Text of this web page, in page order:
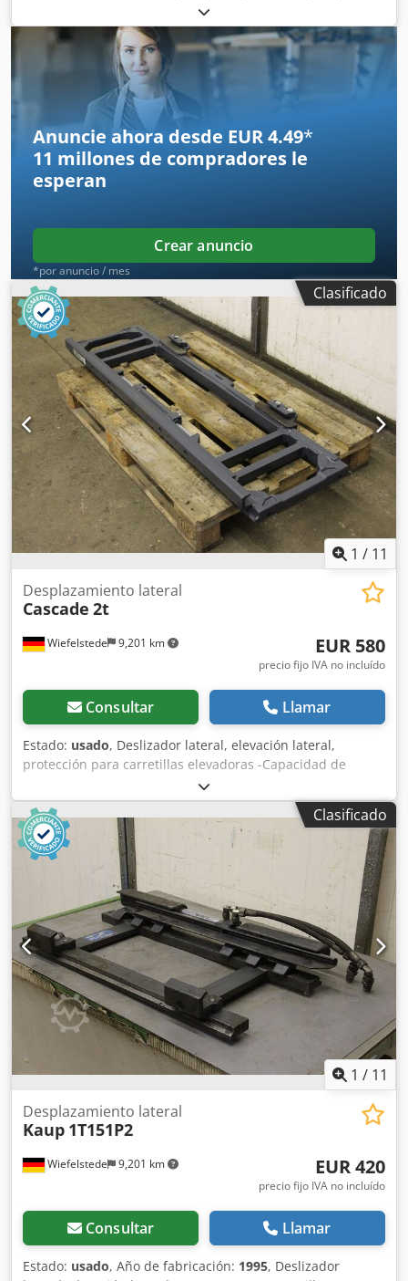
carretilla elevadora, para cargadora de ruedas, carretilla
elevadora, manipulador telescópico, carretilla elevadora -
Carro de horquillas: con horquillas -Capacidad de carga:
12.000 kg -Hacer: Todavía -Horquillas: longitud 1600 mm /
200 x 100 mm -Dimensiones de instalación: ver fotos
Codpeu Inqfefx Ad Ierf -Dimensiones totales:
3000/2100/H1530 mm -Peso: 2480 kg
Anuncie ahora desde EUR 4.49*
11 millones de compradores le
esperan
Crear anuncio
*por anuncio / mes
Clasificado
1 / 11
Wiefelstede 9,201 km
Desplazamiento lateral
Cascade 2t
EUR 580
precio fijo IVA no incluído
Consultar Llamar
Estado: usado, Deslizador lateral, elevación lateral,
protección para carretillas elevadoras -Capacidad de
carga: 2000 kg Crsdpfx Aded Iflrj Ijf -Ancho de la
protección: 1500 mm -Altura de la protección: 400 mm -
Altura de elevación: 400 mm -Dimensiones: 1500/480/A90
mm -Peso: 89 kg
Clasificado
1 / 11
Wiefelstede 9,201 km
Desplazamiento lateral
Kaup 1T151P2
EUR 420
precio fijo IVA no incluído
Consultar Llamar
Estado: usado, Año de fabricación: 1995, Deslizador